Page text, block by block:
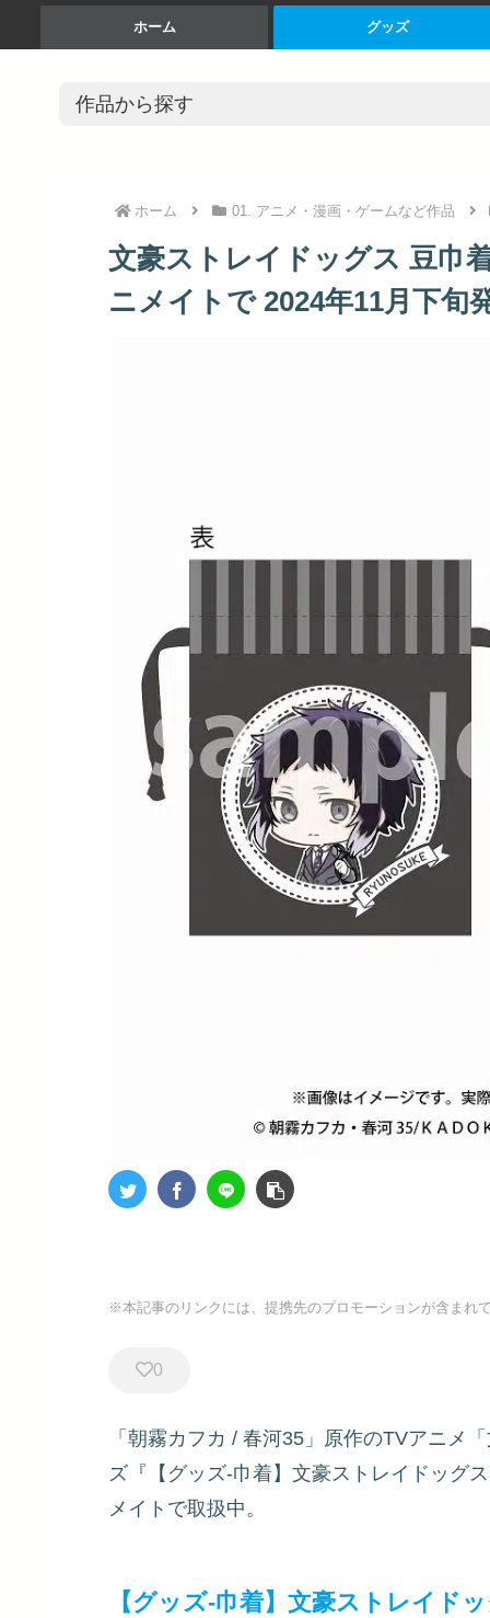
ホーム グッズ
ホーム 01. アニメ・漫画・ゲームなど作品
文豪ストレイドッグス 豆巾
ニメイトで 2024年11月下旬
※本記事のリンクには、提携先のプロモーションが含まれ
0
「朝霧カフカ / 春河35」原作のTVアニメ
ズ『【グッズ-巾着】文豪ストレイドッグ
メイトで取扱中。
【グッズ-巾着】文豪ストレイド